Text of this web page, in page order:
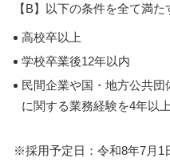
【B】以下の条件を全て満た
高校卒以上
学校卒業後12年以内
民間企業や国・地方公共
に関する業務経験を4年以
※採用予定日：令和8年7月1